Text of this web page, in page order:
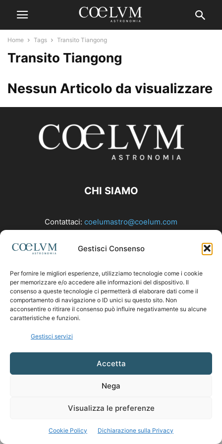
Gestisci Consenso
Per fornire le migliori esperienze, utilizziamo tecnologie come i cookie
per memorizzare e/o accedere alle informazioni del dispositivo. Il
consenso a queste tecnologie ci permetterà di elaborare dati come il
comportamento di navigazione o ID unici su questo sito. Non
acconsentire o ritirare il consenso può influire negativamente su alcune
caratteristiche e funzioni.
Gestisci servizi
Accetta
Nega
Visualizza le preferenze
Cookie Policy Dichiarazione sulla Privacy
Home Tags Transito Tiangong
Transito Tiangong
Nessun Articolo da visualizzare
CHI SIAMO
Contattaci: coelumastro@coelum.com
SEGUICI